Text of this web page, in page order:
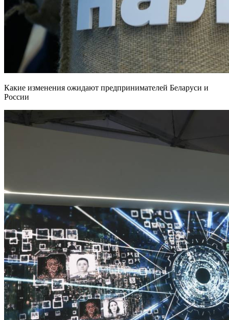
Какие изменения ожидают предпринимателей Беларуси и
России